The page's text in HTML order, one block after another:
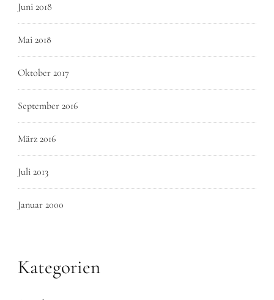
Juni 2018
Mai 2018
Oktober 2017
September 2016
März 2016
Juli 2013
Januar 2000
Kategorien